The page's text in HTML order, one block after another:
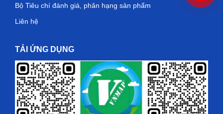
Bộ Tiêu chí đánh giá, phân hạng sản phẩm
Liên hệ
TẢI ỨNG DỤNG